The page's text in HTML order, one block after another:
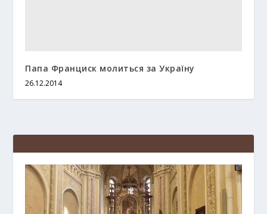
Папа Франциск молиться за Україну
26.12.2014